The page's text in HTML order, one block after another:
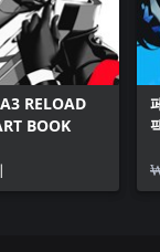
RELOAD
BOOK